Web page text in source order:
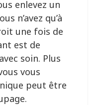
enlevez un
n’avez qu’à
une fois de
est de
soin. Plus
vous
peut être